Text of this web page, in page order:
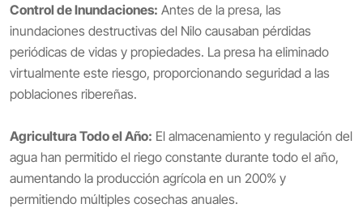
Control de Inundaciones: Antes de la presa, las
inundaciones destructivas del Nilo causaban pérdidas
periódicas de vidas y propiedades. La presa ha eliminado
virtualmente este riesgo, proporcionando seguridad a las
poblaciones ribereñas.
Agricultura Todo el Año: El almacenamiento y regulación del
agua han permitido el riego constante durante todo el año,
aumentando la producción agrícola en un 200% y
permitiendo múltiples cosechas anuales.